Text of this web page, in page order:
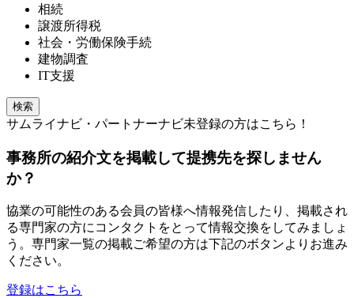
相続
譲渡所得税
社会・労働保険手続
建物調査
IT支援
検索
サムライナビ・パートナーナビ未登録の方はこちら！
事務所の紹介文を掲載して提携先を探しません
か？
協業の可能性のある会員の皆様へ情報発信したり、掲載され
る専門家の方にコンタクトをとって情報交換をしてみましょ
う。専門家一覧の掲載ご希望の方は下記のボタンよりお進み
ください。
登録はこちら